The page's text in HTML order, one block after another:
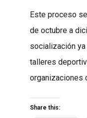
Este proceso
de octubre a
socialización
talleres
organizaciones
Share this: